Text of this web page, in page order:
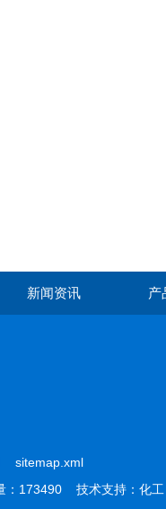
新闻资讯 产
sitemap.xml
173490 技术支持： 化工